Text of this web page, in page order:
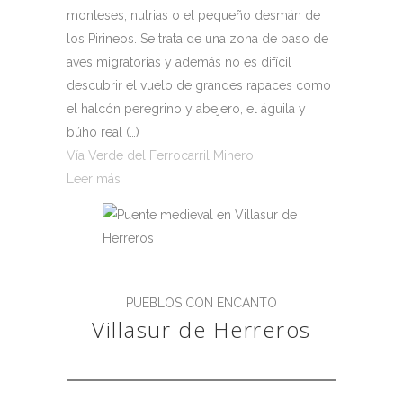
monteses, nutrias o el pequeño desmán de
los Pirineos. Se trata de una zona de paso de
aves migratorias y además no es difícil
descubrir el vuelo de grandes rapaces como
el halcón peregrino y abejero, el águila y
búho real (…)
Vía Verde del Ferrocarril Minero
Leer más
PUEBLOS CON ENCANTO
Villasur de Herreros